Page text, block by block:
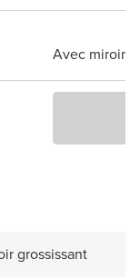
Avec miroir
grossissant